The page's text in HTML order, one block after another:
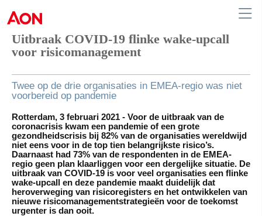
Uitbraak COVID-19 flinke wake-upcall
voor risicomanagement
Twee op de drie organisaties in EMEA-regio was niet
voorbereid op pandemie
Rotterdam, 3 februari 2021 - Voor de uitbraak van de
coronacrisis kwam een pandemie of een grote
gezondheidscrisis bij 82% van de organisaties wereldwijd
niet eens voor in de top tien belangrijkste risico’s.
Daarnaast had 73% van de respondenten in de EMEA-
regio geen plan klaarliggen voor een dergelijke situatie. De
uitbraak van COVID-19 is voor veel organisaties een flinke
wake-upcall en deze pandemie maakt duidelijk dat
heroverweging van risicoregisters en het ontwikkelen van
nieuwe risicomanagementstrategieën voor de toekomst
urgenter is dan ooit.